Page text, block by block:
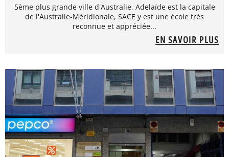
5ème plus grande ville d'Australie, Adelaïde est la capitale
de l'Australie-Méridionale, SACE y est une école très
reconnue et appréciée...
EN SAVOIR PLUS